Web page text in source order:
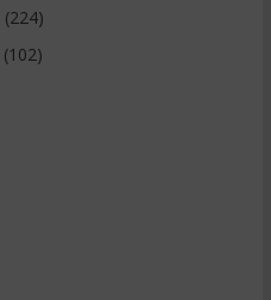
(224)
(102)